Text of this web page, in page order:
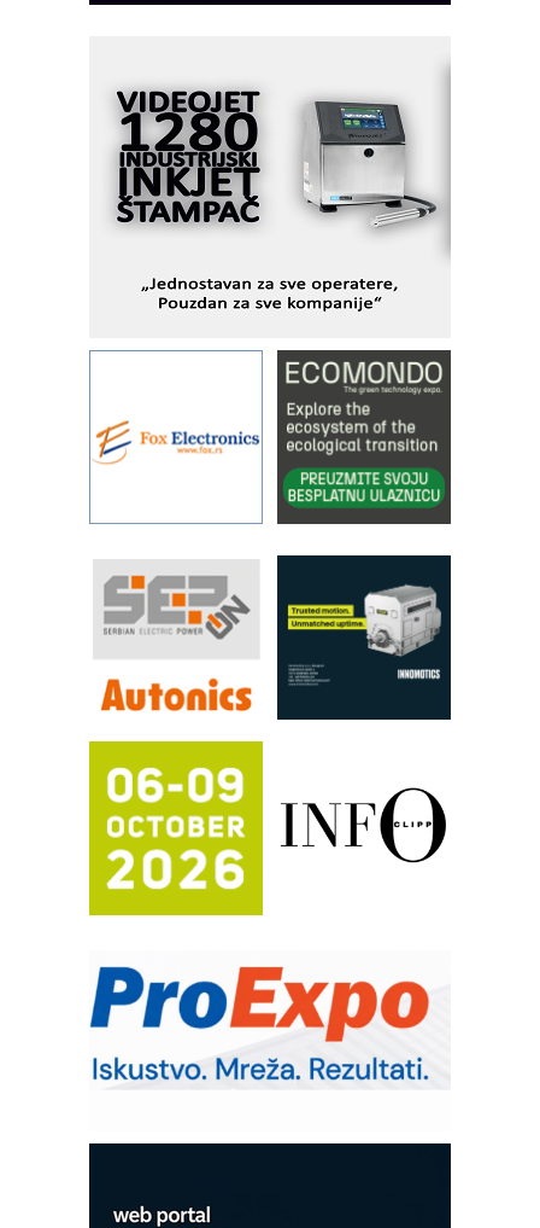
KIP KOP – napredna rešenja za
savremene industrijske i logističke
objekte
Alba d.o.o. – 35 godina preciznosti u
metrologiji i pametnim dozirnim
rešenjima
STAUFF – Komponente koje
sistema
YAMADA pumpe – japanska
pouzdanost u transferu fluida
Filtration Group Industrial – Napredna
rešenja za filtraciju u hidrauličkim i
procesnim sistemima
Art Utopia Studio – vizuelne priče
RILINEX kompanije Rittal
FANUC: Najbolje za vašu pametnu
automatizaciju
Efikasno upravljanje energijom
Automatizacija pakovanja · Display
Proizvodnja iC7 Hybrid 1500 VDC
mrežnog pretvarača sa tečnim
hlađenjem
Potpuna efikasnost bez složenih
sistema
IB BLUMENAUER - više od 40 godina
poverenja u industriji
RMQ-TITAN ADVANCED INDICATOR
– Pametna signalizacija za efikasnije
upravljanje mašinama
EVOKS Maintenance Management